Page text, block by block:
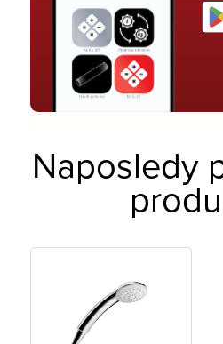
Naposledy